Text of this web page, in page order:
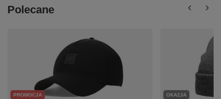
Polecane
PROMOCJA OKAZJA